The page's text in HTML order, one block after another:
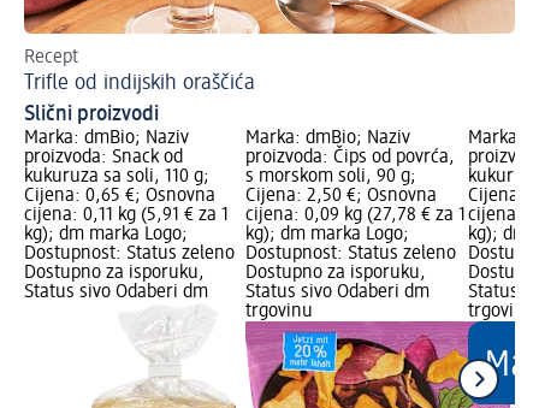
Recept
Trifle od indijskih oraščića
Slični proizvodi
Marka: dmBio; Naziv
proizvoda: Snack od
kukuruza sa soli, 110 g;
Cijena: 0,65 €; Osnovna
cijena: 0,11 kg (5,91 € za 1
kg); dm marka Logo;
Dostupnost: Status zeleno
Dostupno za isporuku,
Status sivo Odaberi dm
Marka: dmBio; Naziv
proizvoda: Čips od povrća,
s morskom soli, 90 g;
Cijena: 2,50 €; Osnovna
cijena: 0,09 kg (27,78 € za 1
kg); dm marka Logo;
Dostupnost: Status zeleno
Dostupno za isporuku,
Status sivo Odaberi dm
trgovinu
Marka:
Cijena:
cijena:
kg); dm
Status
trgovinu